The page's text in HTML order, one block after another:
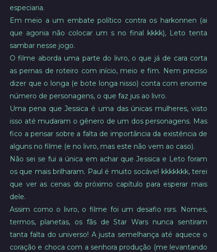
especiaria.
Em meio a um embate político contra os harkonnen (ai
que agonia não colocar um s no final kkkk), Leto tenta
sambar nesse jogo.
O filme aborda uma parte do livro, o que já de cara corta
as pernas de roteiro com início, meio e fim. Nem preciso
dizer que o longa (e bote longa nisso) conta com enorme
número de personagens, o que faz jus ao livro.
Uma pena que Jessica é uma das únicas mulheres, visto
isso até mudaram o gênero de um dos personagens. Mas
fico a pensar sobre a falta de importância da existência de
alguns no filme (e no livro, mas este não vem ao caso).
Não sei se fui a única em achar que Jessica e Leto foram
os que mais brilharam. Paul é muito socável kkkkkkk, terei
que ver as cenas do próximo capítulo para esperar mais
dele.
Assim como o livro, o filme foi um desafio rsrs. Nomes,
termos, planetas, os fãs de Star Wars nunca sentiram
tanta falta do universo! A justa semelhança até aquece o
coração e choca com a senhora produção (me levantando